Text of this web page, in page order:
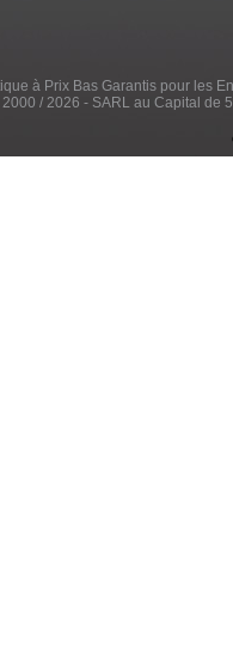
à Prix Bas Garantis pour les
/ 2026 - SARL au Capital de